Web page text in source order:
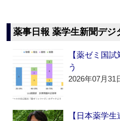
薬事日報 薬学生新聞デジ
【薬ゼミ国
う
2026年07月31
【日本薬学